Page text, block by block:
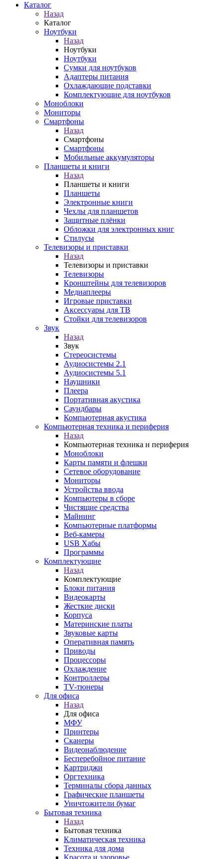
Каталог
Назад
Каталог
Ноутбуки
Назад
Ноутбуки
Ноутбуки
Сумки для ноутбуков
Адаптеры питания
Охлаждающие подставки
Комплектующие для ноутбуков
Моноблоки
Мониторы
Смартфоны
Назад
Смартфоны
Смартфоны
Мобильные аккумуляторы
Планшеты и книги
Назад
Планшеты и книги
Планшеты
Электронные книги
Чехлы для планшетов
Защитные плёнки
Обложки для электронных книг
Стилусы
Телевизоры и приставки
Назад
Телевизоры и приставки
Телевизоры
Кронштейны для телевизоров
Медиаплееры
Игровые приставки
Аксессуары для ТВ
Стойки для телевизоров
Звук
Назад
Звук
Стереосистемы
Аудиосистемы 2.1
Аудиосистемы 5.1
Наушники
Плеера
Портативная акустика
Саундбары
Компьютерная акустика
Компьютерная техника и периферия
Назад
Компьютерная техника и периферия
Моноблоки
Карты памяти и флешки
Сетевое оборудование
Мониторы
Устройства ввода
Компьютеры в сборе
Чистящие средства
Майнинг
Компьютерные платформы
Веб-камеры
USB Хабы
Программы
Комплектующие
Назад
Комплектующие
Блоки питания
Видеокарты
Жесткие диски
Корпуса
Материнские платы
Звуковые карты
Оперативная память
Приводы
Процессоры
Охлаждение
Контроллеры
TV-тюнеры
Для офиса
Назад
Для офиса
МФУ
Принтеры
Сканеры
Видеонаблюдение
Бесперебойное питание
Картриджи
Оргтехника
Терминалы сбора данных
Графические планшеты
Уничтожители бумаг
Бытовая техника
Назад
Бытовая техника
Климатическая техника
Техника для дома
Красота и здоровье